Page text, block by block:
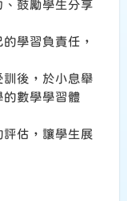
鼓勵學生分享
學習負責任，
後，於小息舉
的數學學習體
估，讓學生展